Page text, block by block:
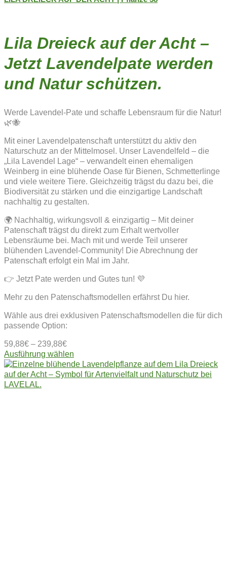
Lila Dreieck auf der Acht –
Jetzt Lavendelpate werden
und Natur schützen.
Werde Lavendel-Pate und schaffe Lebensraum für die Natur!
🌿🐝
Mit einer Lavendelpatenschaft unterstützt du aktiv den
Naturschutz an der Mittelmosel. Unser Lavendelfeld – die
„Lila Lavendel Lage“ – verwandelt einen ehemaligen
Weinberg in eine blühende Oase für Bienen, Schmetterlinge
und viele weitere Tiere. Gleichzeitig trägst du dazu bei, die
Biodiversität zu stärken und die einzigartige Landschaft
nachhaltig zu gestalten.
🌍 Nachhaltig, wirkungsvoll & einzigartig – Mit deiner
Patenschaft trägst du direkt zum Erhalt wertvoller
Lebensräume bei. Mach mit und werde Teil unserer
blühenden Lavendel-Community! Die Abrechnung der
Patenschaft erfolgt ein Mal im Jahr.
👉 Jetzt Pate werden und Gutes tun! 💜
Mehr zu den Patenschaftsmodellen erfährst Du hier.
Wähle aus drei exklusiven Patenschaftsmodellen die für dich
passende Option:
59,88€ – 239,88€
Ausführung wählen
Produkt
weist